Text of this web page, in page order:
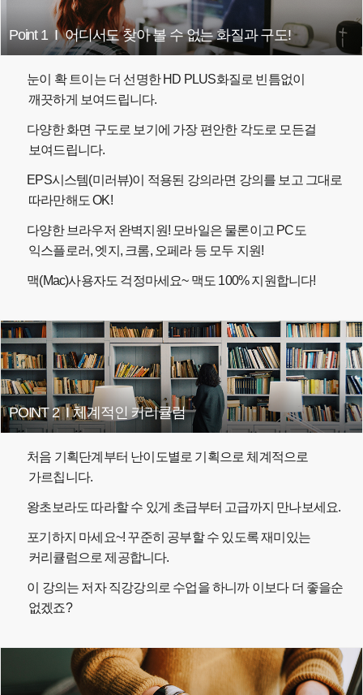
Point 1 I 어디서도 찾아 볼 수 없는 화질과 구도!
눈이 확 트이는 더 선명한 HD PLUS화질로 빈틈없이
깨끗하게 보여드립니다.
다양한 화면 구도로 보기에 가장 편안한 각도로 모든걸
보여드립니다.
EPS시스템(미러뷰)이 적용된 강의라면 강의를 보고 그대로
따라만해도 OK!
다양한 브라우저 완벽지원! 모바일은 물론이고 PC도
익스플로러, 엣지, 크롬, 오페라 등 모두 지원!
맥(Mac)사용자도 걱정마세요~ 맥도 100% 지원합니다!
POINT 2 I 체계적인 커리큘럼
처음 기획단계부터 난이도별로 기획으로 체계적으로
가르칩니다.
왕초보라도 따라할 수 있게 초급부터 고급까지 만나보세요.
포기하지 마세요~! 꾸준히 공부할 수 있도록 재미있는
커리큘럼으로 제공합니다.
이 강의는 저자 직강강의로 수업을 하니까 이보다 더 좋을순
없겠죠?